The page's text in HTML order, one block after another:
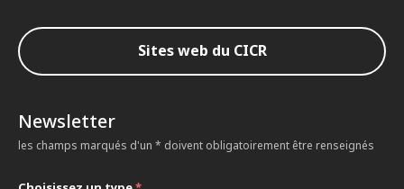
Sites web du CICR
Newsletter
les champs marqués d'un * doivent obligatoirement être renseignés